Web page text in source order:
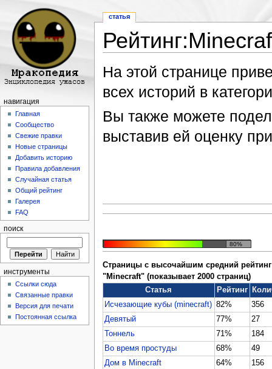
На этой странице
всех историй в
Вы также можете
выставив ей оценку
80%
Страницы с высочайшим средний рейтинг
"Minecraft" (показывает 2000 страниц)
Статья
Рейтинг
Исчезающие кубы (minecraft) 82%
356
Девятый
77%
27
Тоннель
71%
184
Во время простуды
68%
49
Дом в Minecraft
64%
156
статья
навигация
Главная
Сообщество
Свежие правки
Новые страницы
Добавить историю
Правила добавления
Случайная статья
Общий рейтинг
Галерея
FAQ
поиск
инструменты
Ссылки сюда
Связанные правки
Версия для печати
Постоянная ссылка